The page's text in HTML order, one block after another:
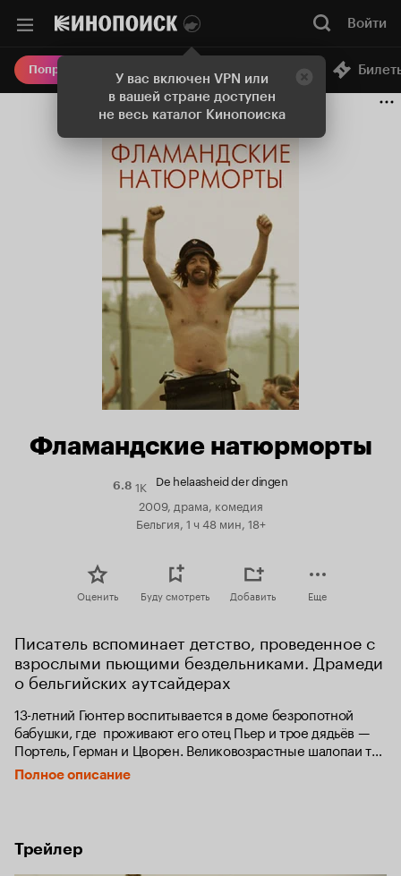
У вас включен VPN или
в вашей стране доступен
не весь каталог Кинопоиска
Войти
Попробовать Плюс Онлайн-кинотеатр
Фламандские натюрморты
6.8Рейтинг
Кинопоиска
1K De helaasheid der dingen
2009, драма, комедия
Бельгия, 1 ч 48 мин, 18+
Оценить Буду смотреть Добавить Еще
Писатель вспоминает детство, проведенное с
взрослыми пьющими бездельниками. Драмеди
о бельгийских аутсайдерах
13-летний Гюнтер воспитывается в доме безропотной
бабушки, где  проживают его отец Пьер и трое дядьёв —
Портель, Герман и Цворен. Великовозрастные шалопаи то
и делают, что влипают в передряги в погоне за выпивкой и
женщинами, и все это в круговороте отчаянного  веселья,
Полное описание
Трейлер